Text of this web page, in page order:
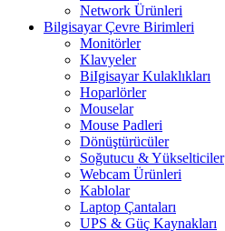
Network Ürünleri
Bilgisayar Çevre Birimleri
Monitörler
Klavyeler
BiIgisayar Kulaklıkları
Hoparlörler
Mouselar
Mouse Padleri
Dönüştürücüler
Soğutucu & Yükselticiler
Webcam Ürünleri
Kablolar
Laptop Çantaları
UPS & Güç Kaynakları